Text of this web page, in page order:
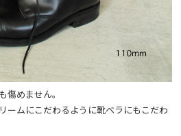
傷めません。
ームにこだわるように靴ベラにもこだわ